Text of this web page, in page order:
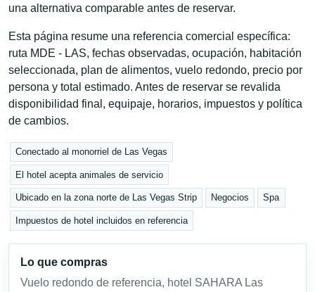
una alternativa comparable antes de reservar.
Esta página resume una referencia comercial específica:
ruta MDE - LAS, fechas observadas, ocupación, habitación
seleccionada, plan de alimentos, vuelo redondo, precio por
persona y total estimado. Antes de reservar se revalida
disponibilidad final, equipaje, horarios, impuestos y política
de cambios.
Conectado al monorriel de Las Vegas
El hotel acepta animales de servicio
Ubicado en la zona norte de Las Vegas Strip Negocios Spa
Impuestos de hotel incluidos en referencia
Lo que compras
Vuelo redondo de referencia, hotel SAHARA Las